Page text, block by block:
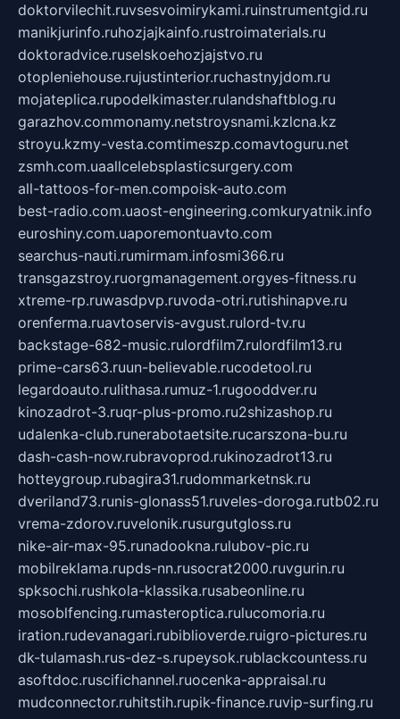
doktorvilechit.ruvsesvoimirykami.ruinstrumentgid.ru
manikjurinfo.ruhozjajkainfo.rustroimaterials.ru
doktoradvice.ruselskoehozjajstvo.ru
otopleniehouse.rujustinterior.ruchastnyjdom.ru
mojateplica.rupodelkimaster.rulandshaftblog.ru
garazhov.commonamy.netstroysnami.kzlcna.kz
stroyu.kzmy-vesta.comtimeszp.comavtoguru.net
zsmh.com.uaallcelebsplasticsurgery.com
all-tattoos-for-men.compoisk-auto.com
best-radio.com.uaost-engineering.comkuryatnik.info
euroshiny.com.uaporemontuavto.com
searchus-nauti.rumirmam.infosmi366.ru
transgazstroy.ruorgmanagement.orgyes-fitness.ru
xtreme-rp.ruwasdpvp.ruvoda-otri.rutishinapve.ru
orenferma.ruavtoservis-avgust.rulord-tv.ru
backstage-682-music.rulordfilm7.rulordfilm13.ru
prime-cars63.ruun-believable.rucodetool.ru
legardoauto.rulithasa.rumuz-1.rugooddver.ru
kinozadrot-3.ruqr-plus-promo.ru2shizashop.ru
udalenka-club.runerabotaetsite.rucarszona-bu.ru
dash-cash-now.rubravoprod.rukinozadrot13.ru
hotteygroup.rubagira31.rudommarketnsk.ru
dveriland73.runis-glonass51.ruveles-doroga.rutb02.ru
vrema-zdorov.ruvelonik.rusurgutgloss.ru
nike-air-max-95.runadookna.rulubov-pic.ru
mobilreklama.rupds-nn.rusocrat2000.ruvgurin.ru
spksochi.rushkola-klassika.rusabeonline.ru
mosoblfencing.rumasteroptica.rulucomoria.ru
iration.rudevanagari.rubiblioverde.ruigro-pictures.ru
dk-tulamash.rus-dez-s.rupeysok.rublackcountess.ru
asoftdoc.ruscifichannel.ruocenka-appraisal.ru
mudconnector.ruhitstih.rupik-finance.ruvip-surfing.ru